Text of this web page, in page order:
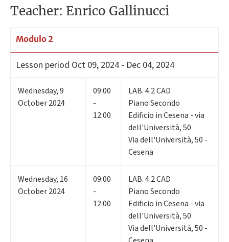
Teacher: Enrico Gallinucci
Modulo 2
Lesson period Oct 09, 2024 - Dec 04, 2024
Wednesday,9
October 2024
09:00
-
12:00
LAB. 4.2 CAD
Piano Secondo
Edificio in Cesena - via
dell'Università, 50
Via dell'Università, 50 -
Cesena
Wednesday, 16
October 2024
09:00
-
12:00
LAB. 4.2 CAD
Piano Secondo
Edificio in Cesena - via
dell'Università, 50
Via dell'Università, 50 -